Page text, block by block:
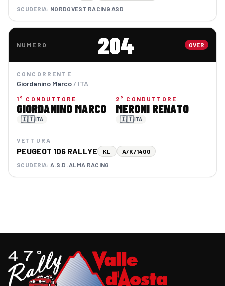
SCUDERIA: NORDOVEST RACING ASD
NUMERO 204 OVER
CONCORRENTE
Giordanino Marco / ITA
1° CONDUTTORE
GIORDANINO MARCO
🇮🇹ITA
2° CONDUTTORE
MERONI RENATO
🇮🇹ITA
VETTURA
PEUGEOT 106 RALLYE KL
A/K/1400
SCUDERIA: A.S.D. ALMA RACING